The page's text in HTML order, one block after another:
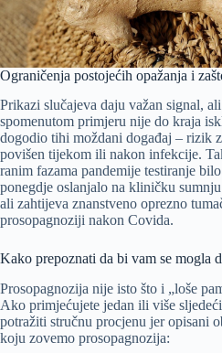
Ograničenja postojećih opažanja i
Prikazi slučajeva daju važan signal,
spomenutom primjeru nije do kraja
dogodio tihi moždani događaj – rizik
povišen tijekom ili nakon infekcije.
ranim fazama pandemije testiranje
ponegdje oslanjalo na kliničku
ali zahtijeva znanstveno oprezno
prosopagnoziji nakon Covida.
Kako prepoznati da bi vam se mogla
Prosopagnozija nije isto što i „loše
Ako primjećujete jedan ili više
potražiti stručnu procjenu jer opisani
koju zovemo prosopagnozija: